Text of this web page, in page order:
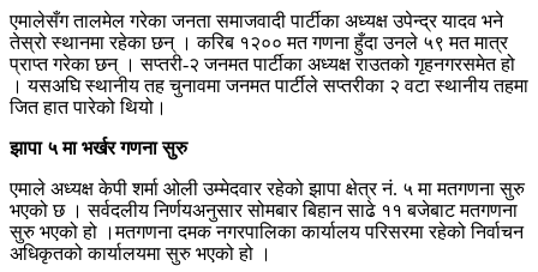
एमालेसँग तालमेल गरेका जनता समाजवादी पार्टीका अध्यक्ष उपेन्द्र यादव भने
तेस्रो स्थानमा रहेका छन् । करिब १२०० मत गणना हुँदा उनले ५९ मत मात्र
प्राप्त गरेका छन् । सप्तरी-२ जनमत पार्टीका अध्यक्ष राउतको गृहनगरसमेत हो
। यसअघि स्थानीय तह चुनावमा जनमत पार्टीले सप्तरीका २ वटा स्थानीय तहमा
जित हात पारेको थियो।
झापा ५ मा भर्खर गणना सुरु
एमाले अध्यक्ष केपी शर्मा ओली उम्मेदवार रहेको झापा क्षेत्र नं. ५ मा मतगणना सुरु
भएको छ । सर्वदलीय निर्णयअनुसार सोमबार बिहान साढे ११ बजेबाट मतगणना
सुरु भएको हो ।मतगणना दमक नगरपालिका कार्यालय परिसरमा रहेको निर्वाचन
अधिकृतको कार्यालयमा सुरु भएको हो ।